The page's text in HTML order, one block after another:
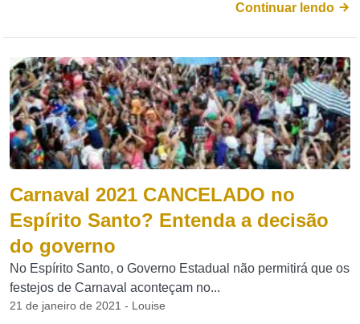
Continuar lendo
Carnaval 2021 CANCELADO no
Espírito Santo? Entenda a decisão
do governo
No Espírito Santo, o Governo Estadual não permitirá que os
festejos de Carnaval aconteçam no...
21 de janeiro de 2021 - Louise